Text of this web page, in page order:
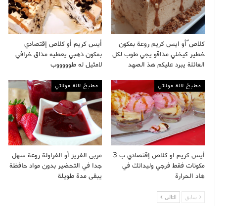
كلاص ّأو ايس كريم روعة بمكون
خطير كيخلي مذاقو يجي طوب لكل
العائلة يبرد عليكم هذ الصهد
أيس كريم أو كلاص إقتصادي
بمكون ذهبي يعطيه مذاق خرافي
لامثيل له طوووووب
مطبخ لالة مولاتي
أيس كريم او كلاص إقتصادي ب 3
مكونات فقط فرجي وليداتك في
هاد الحرارة
مطبخ لالة مولاتي
مربى الفريز أو الفراولة روعة سهل
جدا في التحضير بدون مواد حافظة
يبقى مدة طويلة
سابق التالى